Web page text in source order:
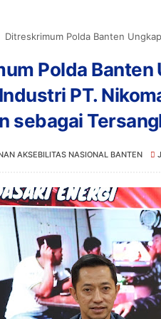
Ditreskrimum Polda Banten Ungkap Praktik
Polda Banten
PT.
sebagai
AKSEBILITAS NASIONAL BANTEN